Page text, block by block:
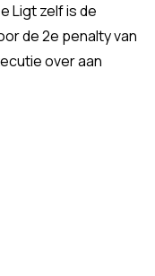
Ligt zelf is de
de 2e penalty van
over aan